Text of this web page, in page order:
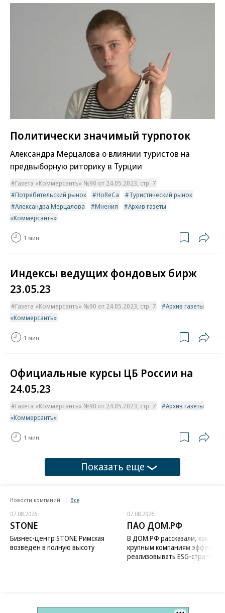
Политически значимый турпоток
Александра Мерцалова о влиянии туристов на
предвыборную риторику в Турции
Газета «Коммерсантъ» №90 от 24.05.2023, стр. 7
Потребительский рынок
HoReCa
Туристический рынок
Александра Мерцалова
Мнения
Архив газеты
«Коммерсантъ»
1 мин.
Индексы ведущих фондовых бирж
23.05.23
Газета «Коммерсантъ» №90 от 24.05.2023, стр. 7
Архив газеты
«Коммерсантъ»
1 мин.
Официальные курсы ЦБ России на
24.05.23
Газета «Коммерсантъ» №90 от 24.05.2023, стр. 7
Архив газеты
«Коммерсантъ»
1 мин.
Показать еще
Новости компаний Все
07.08.2026
STONE
Бизнес-центр STONE Римская
возведен в полную высоту
07.08.2026
ПАО ДОМ.РФ
В ДОМ.РФ рассказали, как
крупным компаниям
реализовывать ESG-стратегию